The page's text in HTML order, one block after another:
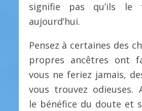
signifie pas qu’ils le
aujourd’hui.
Pensez à certaines des
propres ancêtres ont
vous ne feriez jamais,
vous trouvez odieuses.
le bénéfice du doute et